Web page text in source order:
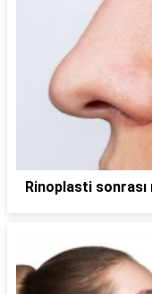
Rinoplasti sonrası